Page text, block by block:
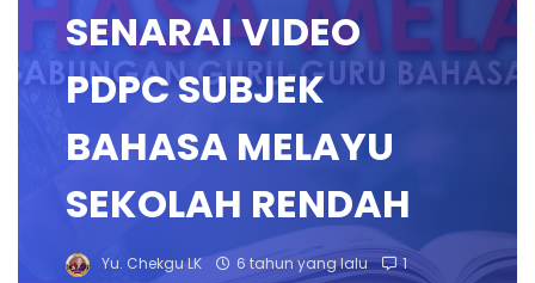
SENARAI VIDEO
PDPC SUBJEK
BAHASA MELAYU
SEKOLAH RENDAH
Yu. Chekgu LK 6 tahun yang lalu 1